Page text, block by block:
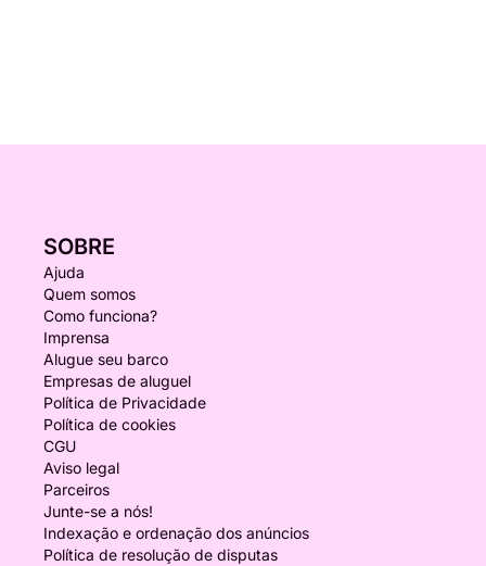
SOBRE
Ajuda
Quem somos
Como funciona?
Imprensa
Alugue seu barco
Empresas de aluguel
Política de Privacidade
Política de cookies
CGU
Aviso legal
Parceiros
Junte-se a nós!
Indexação e ordenação dos anúncios
Política de resolução de disputas